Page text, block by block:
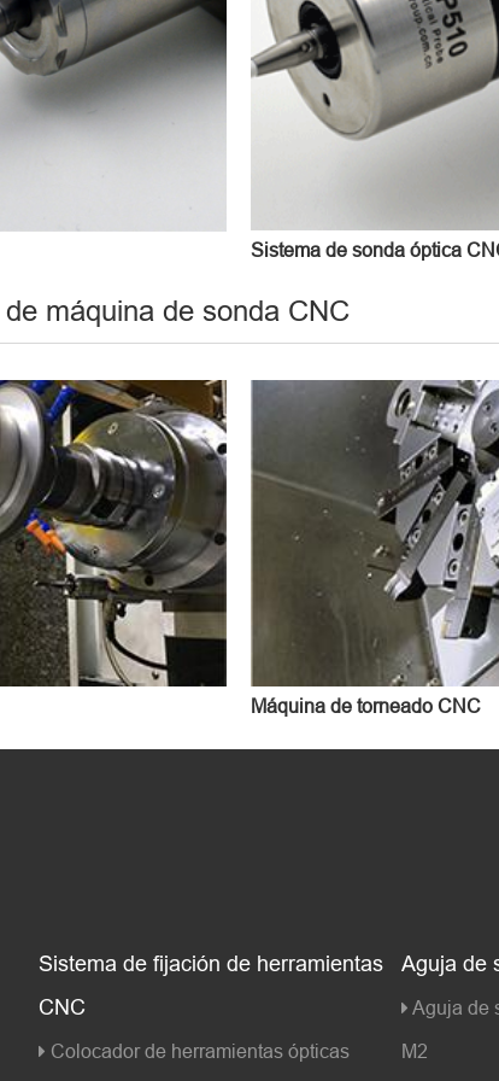
Sistema de sonda óptica
máquina de sonda CNC
Máquina de torneado CNC
Sistema de fijación de herramientas
CNC
Colocador de herramientas ópticas
Aguja de
Aguja de
M2